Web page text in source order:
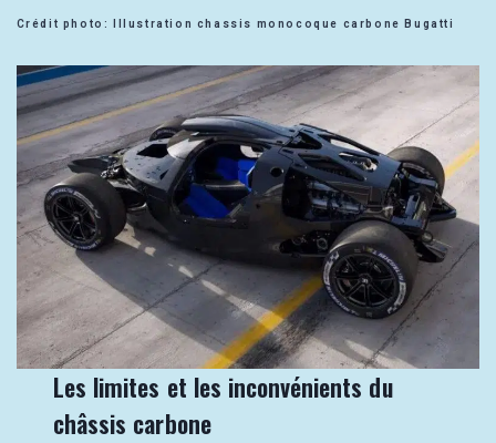
Crédit photo: Illustration chassis monocoque carbone Bugatti
Les limites et les inconvénients du
châssis carbone